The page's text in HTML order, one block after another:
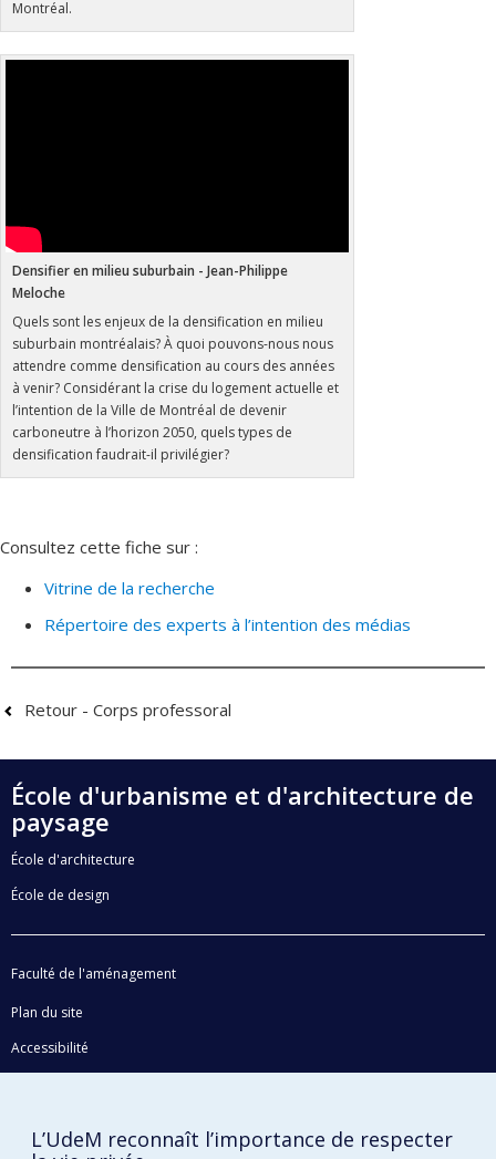
Montréal.
Densifier en milieu suburbain - Jean-Philippe
Meloche
Quels sont les enjeux de la densification en milieu
suburbain montréalais? À quoi pouvons-nous nous
attendre comme densification au cours des années
à venir? Considérant la crise du logement actuelle et
l’intention de la Ville de Montréal de devenir
carboneutre à l’horizon 2050, quels types de
densification faudrait-il privilégier?
Consultez cette fiche sur :
Vitrine de la recherche
Répertoire des experts à l’intention des médias
Retour - Corps professoral
École d'urbanisme et d'architecture de
paysage
École d'architecture
École de design
Faculté de l'aménagement
Plan du site
Accessibilité
Conditions d’utilisation
L’UdeM reconnaît l’importance de respecter